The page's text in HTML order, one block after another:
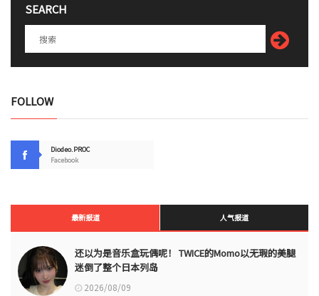
SEARCH
FOLLOW
Diodeo.PROC
Facebook
最新报道 人气报道
还以为是音乐盒玩偶呢！ TWICE的Momo以无瑕的美腿
迷倒了整个日本列岛
2026/08/09